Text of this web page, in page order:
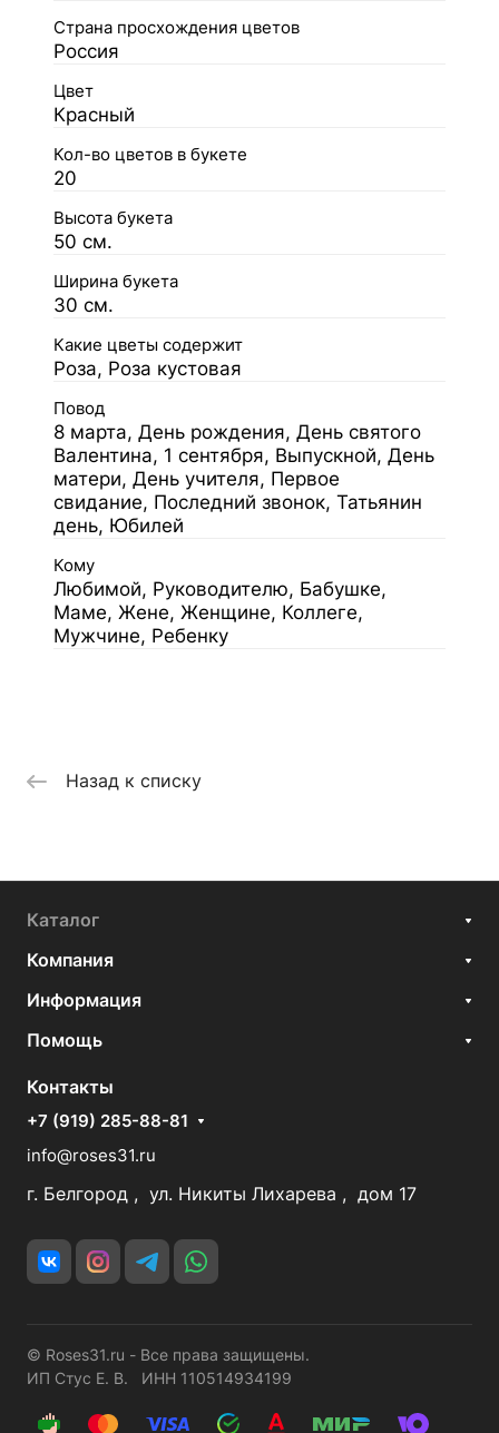
Страна просхождения цветов
Россия
Цвет
Красный
Кол-во цветов в букете
20
Высота букета
50 см.
Ширина букета
30 см.
Какие цветы содержит
Роза, Роза кустовая
Повод
8 марта, День рождения, День святого
Валентина, 1 сентября, Выпускной, День
матери, День учителя, Первое
свидание, Последний звонок, Татьянин
день, Юбилей
Кому
Любимой, Руководителю, Бабушке,
Маме, Жене, Женщине, Коллеге,
Мужчине, Ребенку
Назад к списку
Каталог
Компания
Информация
Помощь
Контакты
+7 (919) 285-88-81
info@roses31.ru
г. Белгород , ул. Никиты Лихарева , дом 17
© Roses31.ru - Все права защищены.
ИП Стус Е. В. ИНН 110514934199